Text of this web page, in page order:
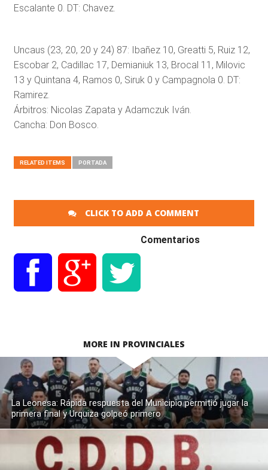
Escalante 0. DT: Chavez.
Uncaus (23, 20, 20 y 24) 87: Ibañez 10, Greatti 5, Ruiz 12,
Escobar 2, Cadillac 17, Demianiuk 13, Brocal 11, Milovic
13 y Quintana 4, Ramos 0, Siruk 0 y Campagnola 0. DT:
Ramirez.
Árbitros: Nicolas Zapata y Adamczuk Iván.
Cancha: Don Bosco.
RELATED ITEMS PORTADA
CLICK TO ADD A COMMENT
Comentarios
MORE IN PROVINCIALES
La Leonesa: Rápida respuesta del Municipio permitió jugar la
primera final y Urquiza golpeó primero